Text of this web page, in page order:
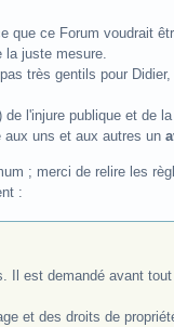
ce Forum voudrait
juste mesure.
très gentils pour
l'injure publique et de
uns et aux autres un
; merci de relire les
:
Il est demandé avant
et des droits de